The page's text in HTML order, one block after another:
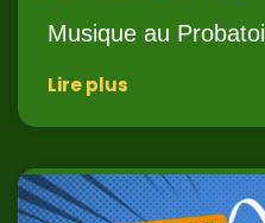
Musique au
Lire plus